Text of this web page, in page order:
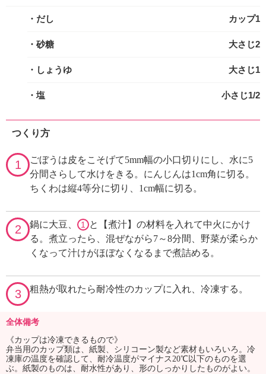
・だし カップ1
・砂糖 大さじ2
・しょうゆ 大さじ1
・塩 小さじ1/2
つくり方
1
ごぼうは皮をこそげて5mm幅の小口切りにし、水に5
分間さらして水けをきる。にんじんは1cm角に切る。
ちくわは縦4等分に切り、1cm幅に切る。
2 鍋に大豆、 1 と【煮汁】の材料を入れて中火にかけ
る。煮立ったら、混ぜながら7～8分間、野菜が柔らか
くなって汁けがほぼなくなるまで煮詰める。
3 粗熱が取れたら耐冷性のカップに入れ、冷凍する。
全体備考
《カップは冷凍できるもので》
弁当用のカップ類は、紙製、シリコーン製など素材もいろいろ。冷
凍庫の温度を確認して、耐冷温度がマイナス20℃以下のものを選
ぶ。紙製のものは、耐水性があり、形のしっかりしたものがよい。